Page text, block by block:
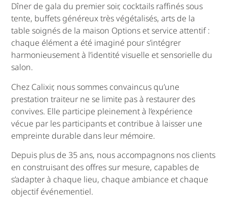
Dîner de gala du premier soir, cocktails raffinés sous
tente, buffets généreux très végétalisés, arts de la
table soignés de la maison Options et service attentif :
chaque élément a été imaginé pour s’intégrer
harmonieusement à l’identité visuelle et sensorielle du
salon.
Chez Calixir, nous sommes convaincus qu’une
prestation traiteur ne se limite pas à restaurer des
convives. Elle participe pleinement à l’expérience
vécue par les participants et contribue à laisser une
empreinte durable dans leur mémoire.
Depuis plus de 35 ans, nous accompagnons nos clients
en construisant des offres sur mesure, capables de
s’adapter à chaque lieu, chaque ambiance et chaque
objectif événementiel.